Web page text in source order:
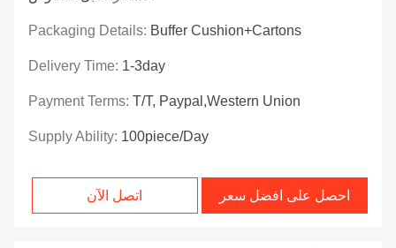
Packaging Details: Buffer Cushion+Cartons
Delivery Time: 1-3day
Payment Terms: T/T, Paypal,Western Union
Supply Ability: 100piece/day
احصل على افضل سعر اتصل الآن